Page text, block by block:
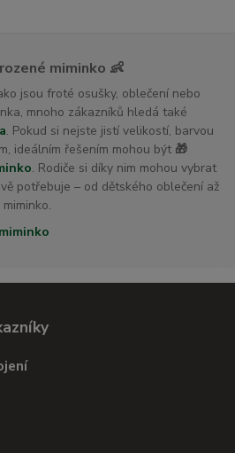
miminko 👶
jsou froté osušky, oblečení nebo
mnoho zákazníků hledá také
. Pokud si nejste jistí velikostí, barvou
ideálním řešením mohou být 🎁
. Rodiče si díky nim mohou vybrat
potřebuje – od dětského oblečení až